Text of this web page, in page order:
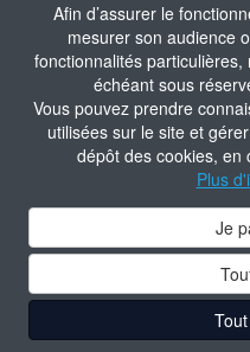
Afin d’assurer le
mesurer son audience
fonctionnalités
échéant sous
Vous pouvez prendre
utilisées sur le site et
dépôt des cookies, en
Plus
Je